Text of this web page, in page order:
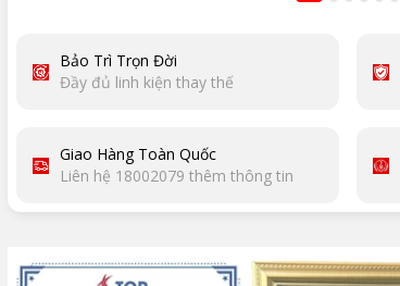
Bảo Trì Trọn Đời
Đầy đủ linh kiện thay thế
Giao Hàng Toàn Quốc
Liên hệ 18002079 thêm thông tin